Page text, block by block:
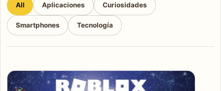
All Aplicaciones Curiosidades
Smartphones Tecnología
Articles